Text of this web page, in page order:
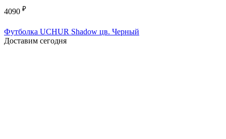
4090 ₽
Футболка UCHUR Shadow цв. Черный
Доставим сегодня